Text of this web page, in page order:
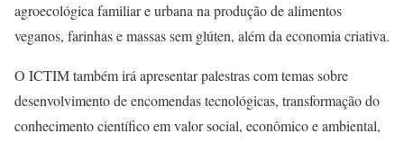
agroecológica familiar e urbana na produção de alimentos
veganos, farinhas e massas sem glúten, além da economia criativa.
O ICTIM também irá apresentar palestras com temas sobre
desenvolvimento de encomendas tecnológicas, transformação do
conhecimento científico em valor social, econômico e ambiental,